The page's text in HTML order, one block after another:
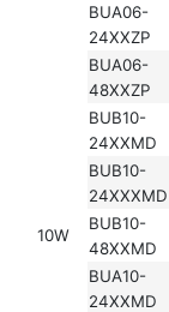
BUA06-
24XXZP
BUA06-
48XXZP
10W
BUB10-
24XXMD
BUB10-
24XXXMD
BUB10-
48XXMD
BUA10-
24XXMD